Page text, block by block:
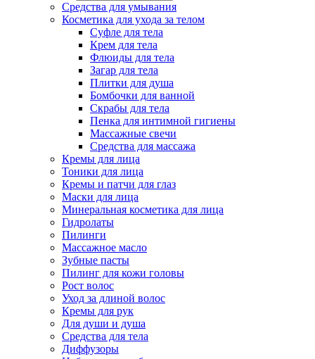
Средства для умывания
Косметика для ухода за телом
Суфле для тела
Крем для тела
Флюиды для тела
Загар для тела
Плитки для душа
Бомбочки для ванной
Скрабы для тела
Пенка для интимной гигиены
Массажные свечи
Средства для массажа
Кремы для лица
Тоники для лица
Кремы и патчи для глаз
Маски для лица
Минеральная косметика для лица
Гидролаты
Пилинги
Массажное масло
Зубные пасты
Пилинг для кожи головы
Рост волос
Уход за длиной волос
Кремы для рук
Для души и душа
Средства для тела
Диффузоры